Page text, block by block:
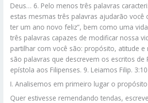
Deus… 6. Pelo menos três palavras
estas mesmas três palavras ajudarão você
ter um ano novo feliz”, bem como uma
três palavras capazes de modificar nossa
partilhar com você são: propósito, atitude e
são palavras que descrevem os escritos de
epístola aos Filipenses. 9. Leiamos Filip.
I. Analisemos em primeiro lugar o
Quer estivesse remendando tendas,